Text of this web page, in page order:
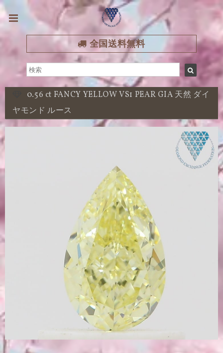
全国送料無料
0.56 ct FANCY YELLOW VS1 PEAR GIA 天然 ダイ
ヤモンド ルース